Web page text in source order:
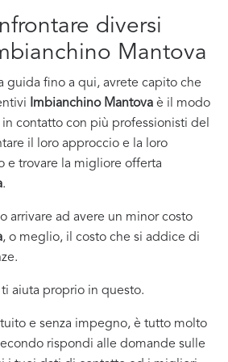
diversi
Mantova
guida fino a qui, avrete capito che
Imbianchino Mantova è il modo
contatto con più professionisti del
il loro approccio e la loro
e trovare la migliore offerta
.
arrivare ad avere un minor costo
, o meglio, il costo che si addice di
aiuta proprio in questo.
e senza impegno, è tutto molto
rispondi alle domande sulle